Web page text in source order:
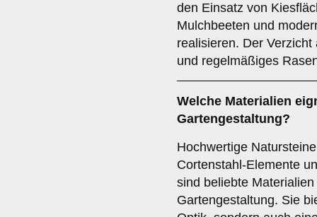
den Einsatz von
Mulchbeeten und
realisieren. Der
und regelmäßiges
Welche Materialien
Gartengestaltung?
Hochwertige
Cortenstahl-Elemente
sind beliebte
Gartengestaltung. Sie